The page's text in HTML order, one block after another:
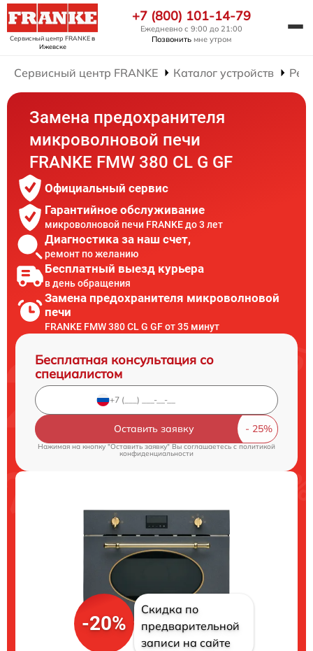
Сервисный центр FRANKEв
Ижевске
+7 (800) 101-14-79
Ежедневно с 9:00 до 21:00
Позвонить мне утром
Сервисный центр FRANKE Каталог устройств
Замена предохранителя
микроволновой печи
FRANKE FMW 380 CL G GF
Официальный сервис
Гарантийное обслуживание
микроволновой печи FRANKE до 3 лет
Диагностика за наш счет,
ремонт по желанию
Бесплатный выезд курьера
в день обращения
Замена предохранителя микроволновой
печи
FRANKE FMW 380 CL G GF от 35 минут
Бесплатная консультация со
специалистом
Оставить заявку
Нажимая на кнопку "Оставить заявку" Вы соглашаетесь cполитикой
конфиденциальности
-20%
Скидка по
предварительной
записи на сайте